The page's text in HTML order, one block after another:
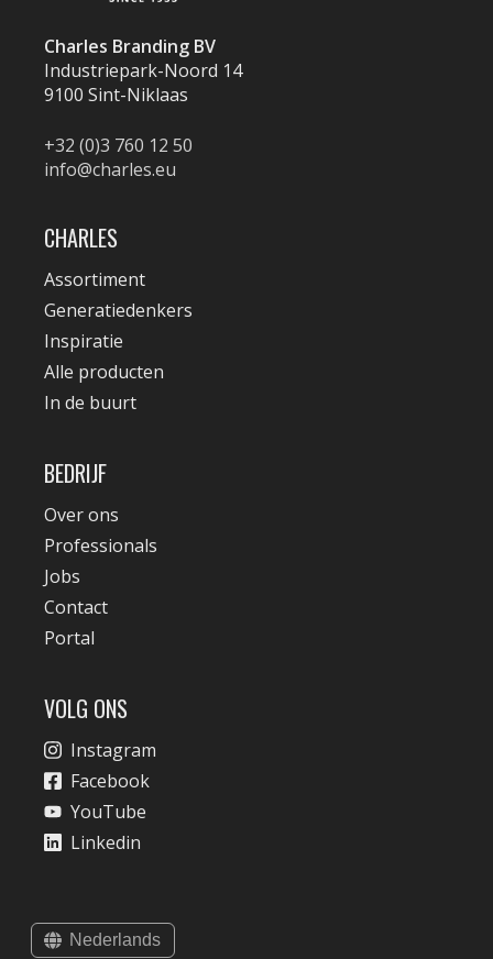
Charles Branding BV
Industriepark-Noord 14
9100 Sint-Niklaas
+32 (0)3 760 12 50
info@charles.eu
CHARLES
Assortiment
Generatiedenkers
Inspiratie
Alle producten
In de buurt
BEDRIJF
Over ons
Professionals
Jobs
Contact
Portal
VOLG ONS
Instagram
Facebook
YouTube
Linkedin